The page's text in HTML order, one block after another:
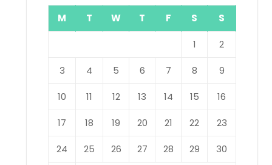
M T W T F S S
1 2
3 4 5 6 7 8 9
10 11 12 13 14 15 16
17 18 19 20 21 22 23
24 25 26 27 28 29 30